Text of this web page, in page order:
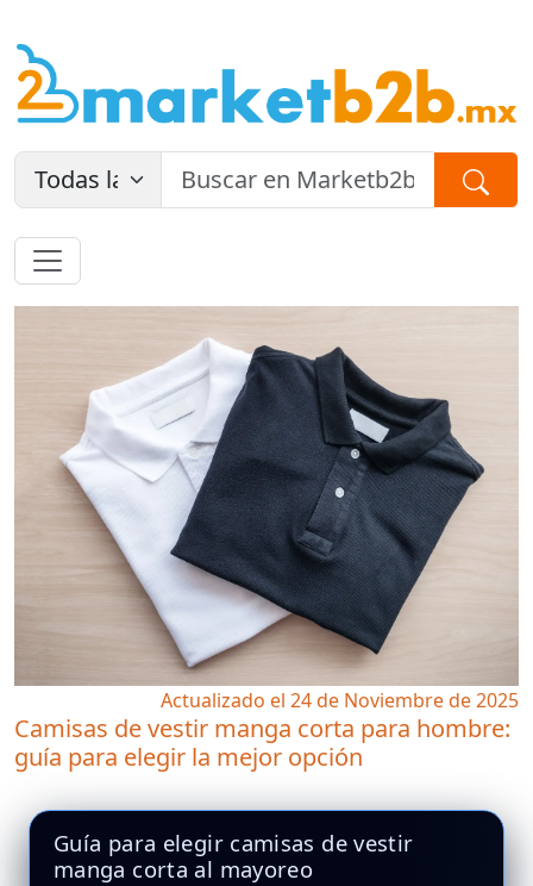
Actualizado el 24 de Noviembre de 2025
Camisas de vestir manga corta para hombre:
guía para elegir la mejor opción
Guía para elegir camisas de vestir
manga corta al mayoreo